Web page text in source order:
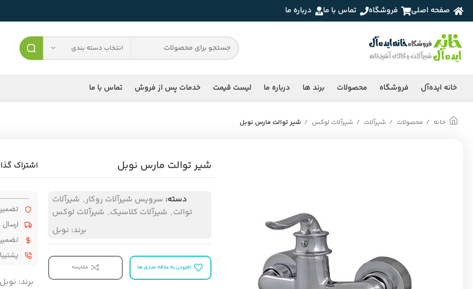
صفحه اصلی فروشگاه تماس با ما درباره ما
انتخاب دسته بندی
خانه ایده‌آل فروشگاه محصولات برند ها درباره ما لیست قیمت خدمات پس از فروش تماس با ما
خانه محصولات شیرآلات شیرآلات لوکس شیر توالت مارس نوبل
شیر توالت مارس نوبل اشتراک
دسته: سرویس شیرآلات روکار, شیرآلات
توالت, شیرآلات کلاسیک, شیرآلات لوکس
برند: نوبل
افزودن به علاقه مندی ها مقایسه
پشتیبانی
برند: نوبل